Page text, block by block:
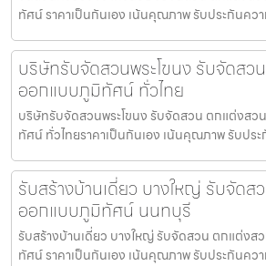
ทัศน์ ราคาเป็นกันเอง เน้นคุณภาพ รับประกันคว
บริษัทรับจัดสวนพระโขนง รับจัดสว
ออกแบบภูมิทัศน์ ทั่วไทย
บริษัทรับจัดสวนพระโขนง รับจัดสวน ตกแต่งส
ทัศน์ ทั่วไทยราคาเป็นกันเอง เน้นคุณภาพ รับปร
รับสร้างบ้านเดี่ยว บางใหญ่ รับจัดส
ออกแบบภูมิทัศน์ นนทบุรี
รับสร้างบ้านเดี่ยว บางใหญ่ รับจัดสวน ตกแต่ง
ทัศน์ ราคาเป็นกันเอง เน้นคุณภาพ รับประกันคว